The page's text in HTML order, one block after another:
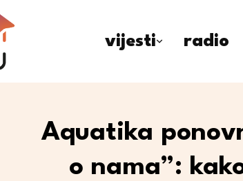
vijesti radio
Aquatika
o nama”: